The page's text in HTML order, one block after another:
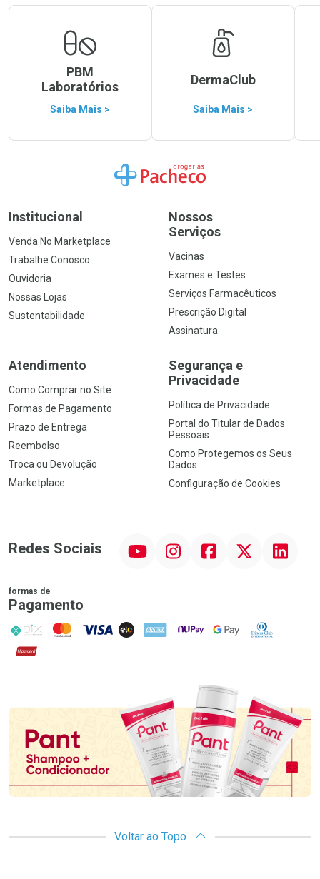
PBM
Laboratórios
Saiba Mais >
DermaClub
Saiba Mais >
Ir para a Home
Institucional
Venda No Marketplace
Trabalhe Conosco
Ouvidoria
Nossas Lojas
Sustentabilidade
Nossos
Serviços
Vacinas
Exames e Testes
Serviços Farmacêuticos
Prescrição Digital
Assinatura
Atendimento
Como Comprar no Site
Formas de Pagamento
Prazo de Entrega
Reembolso
Troca ou Devolução
Marketplace
Segurança e
Privacidade
Política de Privacidade
Portal do Titular de Dados
Pessoais
Como Protegemos os Seus
Dados
Configuração de Cookies
Redes Sociais InstagramFacebook Linkedin
formas de
Pagamento
PIX MasterCard
VISA ELO AMEX NuPay Google PayDiners Club
Hipercard
Promoção em Destaque
Voltar ao Topo